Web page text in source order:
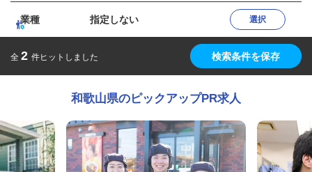
業種 指定しない 選択
全 2 件ヒットしました 検索条件を保存
和歌山県のピックアップPR求人